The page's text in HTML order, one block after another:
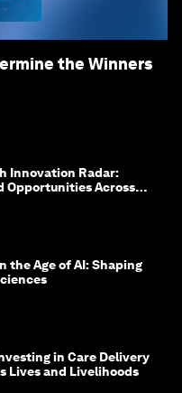
the Winners
Innovation Radar:
Opportunities Across
the Age of AI: Shaping
in Care Delivery
Lives and Livelihoods